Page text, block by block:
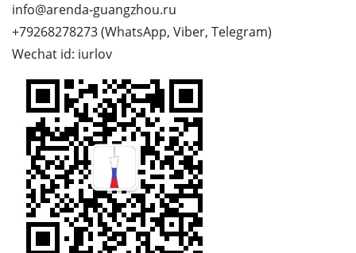
info@arenda-guangzhou.ru
+79268278273 (WhatsApp, Viber, Telegram)
Wechat id: iurlov